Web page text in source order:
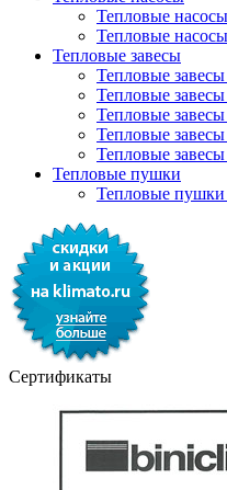
Тепловые
Тепловые
Тепловые завесы
Тепловые
Тепловые
Тепловые
Тепловые
Тепловые
Тепловые пушки
Тепловые
Сертификаты